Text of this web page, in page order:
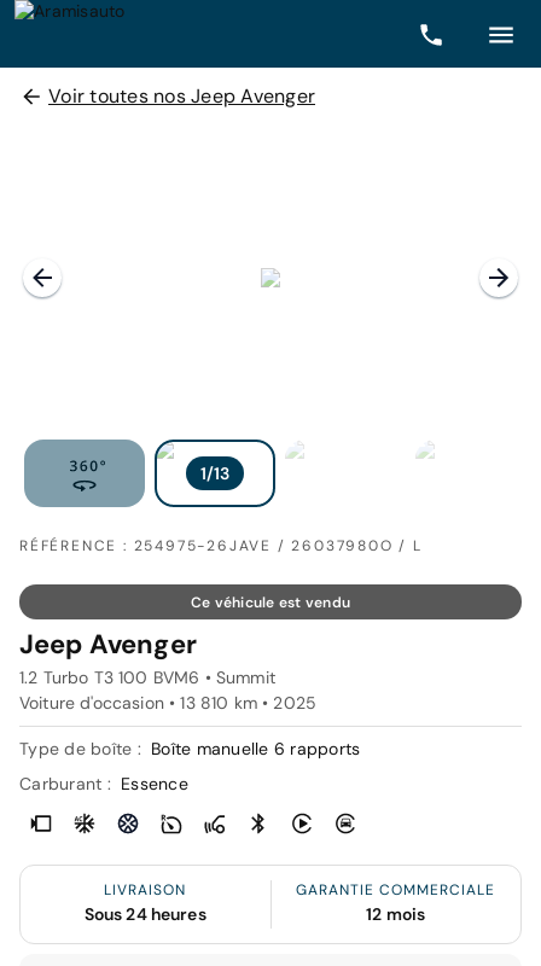
Voir toutes nos Jeep Avenger
RÉFÉRENCE : 254975-26JAVE / 26037980O / L
Ce véhicule est vendu
Jeep Avenger
1.2 Turbo T3 100 BVM6 • Summit
Voiture d'occasion • 13 810 km • 2025
Type de boîte : Boîte manuelle 6 rapports
Carburant : Essence
LIVRAISON
Sous 24 heures
GARANTIE COMMERCIALE
12 mois